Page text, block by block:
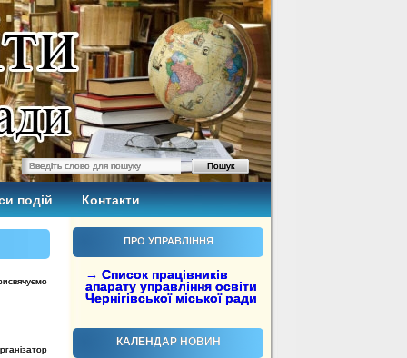
подій Контакти
ПРО УПРАВЛІННЯ
→ Список працівників
апарату управління освіти
Чернігівської міської ради
КАЛЕНДАР НОВИН